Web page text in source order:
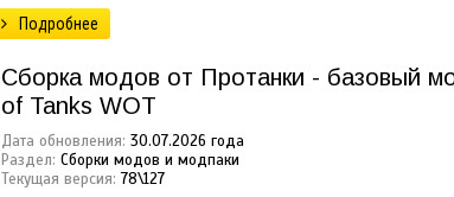
Подробнее
Сборка модов от Протанки - базовый
of Tanks WOT
Дата обновления: 30.07.2026 года
Раздел: Сборки модов и модпаки
Текущая версия: 78\127